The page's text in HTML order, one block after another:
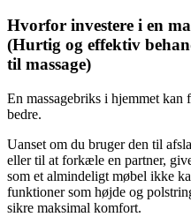
Hvorfor investere i en
(Hurtig og effektiv
til massage)
En massagebriks i hjemmet
bedre.
Uanset om du bruger den til
eller til at forkæle en partner,
som et almindeligt møbel ikke
funktioner som højde og
sikre maksimal komfort.